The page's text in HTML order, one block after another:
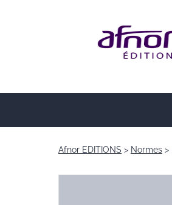
Afnor EDITIONS Normes